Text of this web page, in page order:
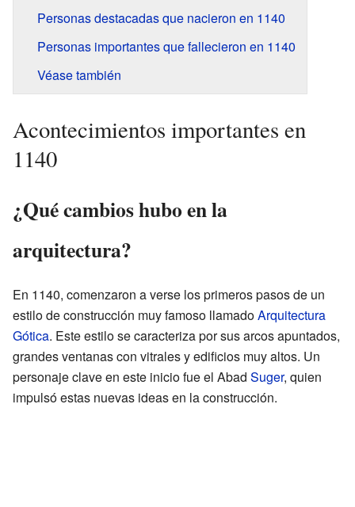
Personas destacadas que nacieron en 1140
Personas importantes que fallecieron en 1140
Véase también
Acontecimientos importantes en
1140
¿Qué cambios hubo en la
arquitectura?
En 1140, comenzaron a verse los primeros pasos de un
estilo de construcción muy famoso llamadoArquitectura
Gótica. Este estilo se caracteriza por sus arcos apuntados,
grandes ventanas con vitrales y edificios muy altos. Un
personaje clave en este inicio fue el Abad Suger, quien
impulsó estas nuevas ideas en la construcción.